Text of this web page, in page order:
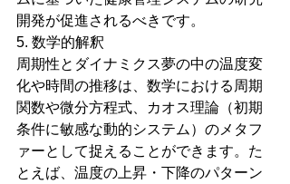
開発が促進されるべきです。
5. 数学的解釈
周期性とダイナミクス夢の中の温度変
化や時間の推移は、数学における周期
関数や微分方程式、カオス理論（初期
条件に敏感な動的システム）のメタフ
ァーとして捉えることができます。た
とえば、温度の上昇・下降のパターン